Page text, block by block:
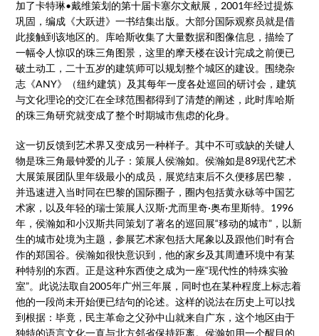
加了卡特琳•戴维策划的第十届卡塞尔文献展，2001年经过提炼
巩固，编成《大跃进》一书结集出版。大部分国际观察员就是借
此接触到该地区的。库哈斯收集了大量数据和图像信息，描绘了
一幅令人惊叹的珠三角图景，这里的摩天楼在设计完成之前便已
破土动工，二十五岁的建筑师可以规划整个城区的建设。围绕杂
志《ANY》（纽约建筑）及其每年一度各处巡回的研讨会，建筑
与文化理论的交汇在全球范围都得到了清楚的阐述，此时库哈斯
的珠三角研究就变成了整个时期城市焦虑的化身。
这一切反馈到艺术界又变成另一种样子。其中不可或缺的关键人
物是珠三角最钟爱的儿子：策展人侯瀚如。侯瀚如是89现代艺术
大展策展团队里年级最小的成员，展览结束后不久便移居巴黎，
并迅速进入当时同在巴黎的国际圈子，圈内包括黄永砯等中国艺
术家，以及年轻的瑞士策展人汉斯·尤而里奇·奥布里斯特。1996
年，侯瀚如和小汉斯共同策划了著名的巡回展“移动的城市”，以新
生的城市处境为主题，参展艺术家包括大尾象以及跟他们时有合
作的郑国谷。侯瀚如很快意识到，他的家乡及其周遭环境中有某
种特别的东西。正是这种东西使之成为一座“现代性的特殊实验
室”。此说法取自2005年广州三年展，同时也在某种程度上标志着
他的一段尚未开始便已结句的论述。这样的说法在历史上可以找
到根据：毕竟，民主革命之父孙中山就来自广东，这个地区由于
独特的语言文化一直与北方邻省保持距离。侯瀚如用一个醒目的